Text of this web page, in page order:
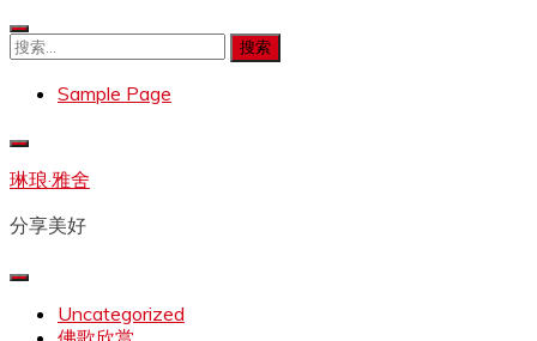
Skip
to
搜
Sample Page
琳琅·雅舍
分享美好
Uncategorized